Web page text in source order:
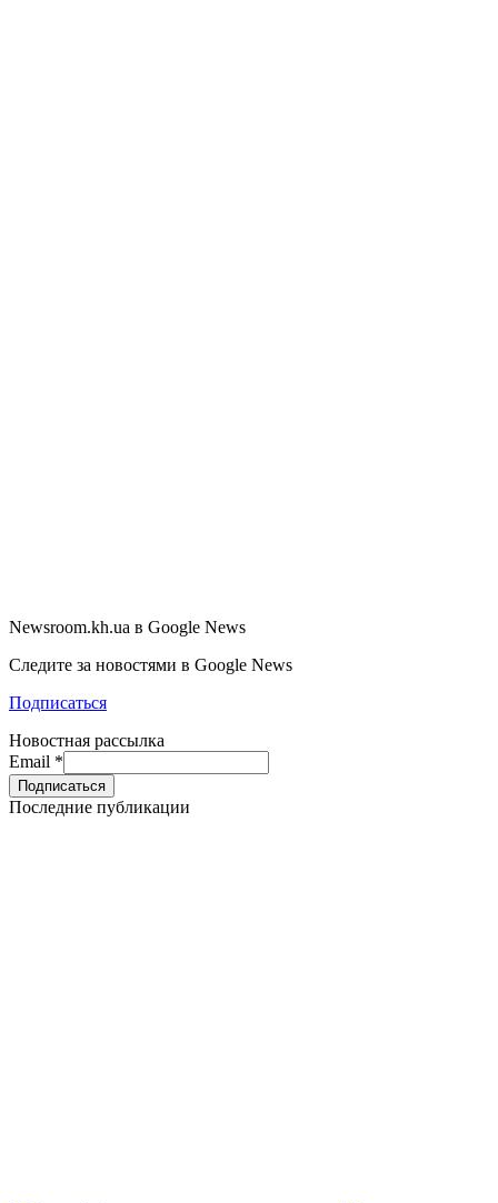
Newsroom.kh.ua в Google News
Следите за новостями в Google News
Подписаться
Новостная рассылка
Email *
Последние публикации